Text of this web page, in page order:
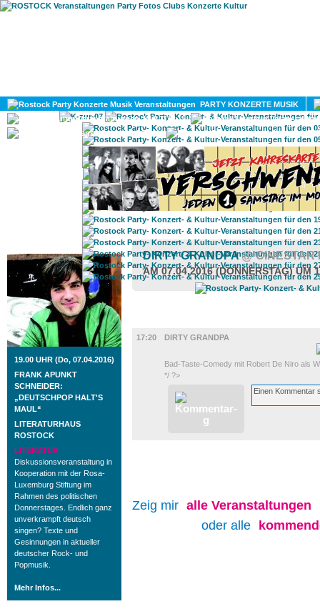
PARTY KONZERTE MUSIK
KULTUR
GAY
ROSTOCK TAGESTIPP
19.00 UHR (Do, 07.04.2016)
FRANK APUNKT
SCHNEIDER:
„DEUTSCHPOP HALT'S
MAUL“
LITERATURHAUS
ROSTOCK
LITERATUR
Diskussionsveranstaltung in
Kooperation mit der Rosa-
Luxemburg Stiftung im
Rahmen des politischen
Donnerstages. Endlich ganz
unverkrampft deutsch
singen? Texte und
Gesinnungen in aktueller
deutscher Rock- und
Popmusik.
Mehr Infos...
DIRTY GRANDPA@ CINESTAR
AM 07.04.2016 (DONNERSTAG) UM
17:20
DIRTY GRANDPA
Bad-Taste-Comedy mit Robert De Niro als
*/ ?>
Zeig mir alle Veranstaltungen
oder alle